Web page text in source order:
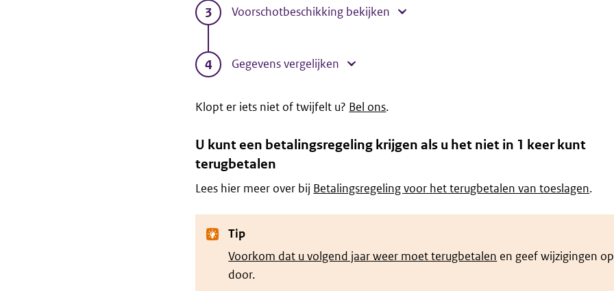
Voorschotbeschikking bekijken
Gegevens vergelijken
Klopt er iets niet of twijfelt u? Bel ons.
U kunt een betalingsregeling krijgen als u het niet in 1 keer kunt
terugbetalen
Lees hier meer over bij Betalingsregeling voor het terugbetalen van toeslagen.
Tip
Voorkom dat u volgend jaar weer moet terugbetalen en geef wijzigingen
door.